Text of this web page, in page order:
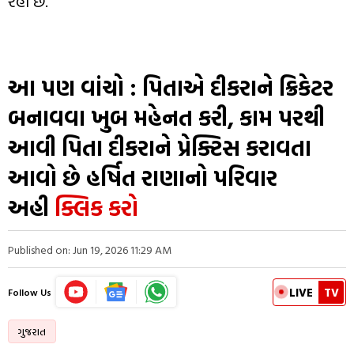
આ પણ વાંચો : પિતાએ દીકરાને ક્રિકેટર
બનાવવા ખુબ મહેનત કરી, કામ પરથી
આવી પિતા દીકરાને પ્રેક્ટિસ કરાવતા
આવો છે હર્ષિત રાણાનો પરિવાર
અહી ક્લિક કરો
Published on: Jun 19, 2026 11:29 AM
Follow Us LIVE TV
ગુજરાત